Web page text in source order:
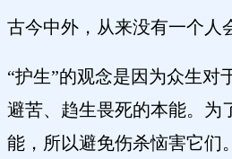
古今中外，从来没有一个人
“护生”的观念是因为众生对
避苦、趋生畏死的本能。为
能，所以避免伤杀恼害它们。